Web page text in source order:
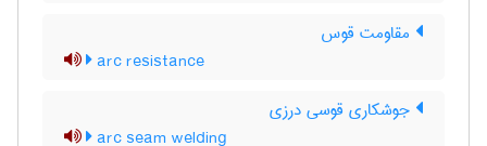
مقاومت قوس
arc resistance
جوشکاری قوسی درزی
arc seam welding